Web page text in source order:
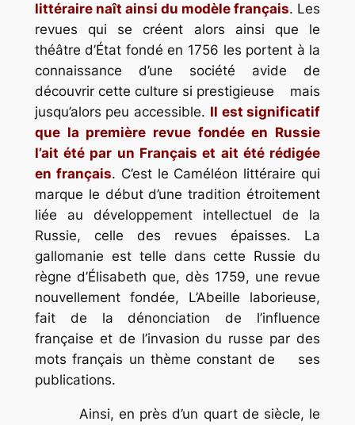
littéraire naît ainsi du modèle français. Les
revues qui se créent alors ainsi que le
théâtre d’État fondé en 1756 les portent à la
connaissance d’une société avide de
découvrir cette culture si prestigieuse mais
jusqu’alors peu accessible. Il est significatif
que la première revue fondée en Russie
l’ait été par un Français et ait été rédigée
en français. C’est le Caméléon littéraire qui
marque le début d’une tradition étroitement
liée au développement intellectuel de la
Russie, celle des revues épaisses. La
gallomanie est telle dans cette Russie du
règne d’Élisabeth que, dès 1759, une revue
nouvellement fondée, L’Abeille laborieuse,
fait de la dénonciation de l’influence
française et de l’invasion du russe par des
mots français un thème constant de ses
publications.
Ainsi, en près d’un quart de siècle, le